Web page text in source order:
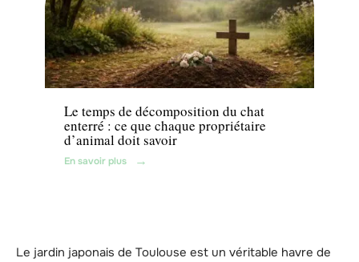
Jardin
Le temps de décomposition du chat
enterré : ce que chaque propriétaire
d’animal doit savoir
En savoir plus
Le jardin japonais de Toulouse est un véritable havre de